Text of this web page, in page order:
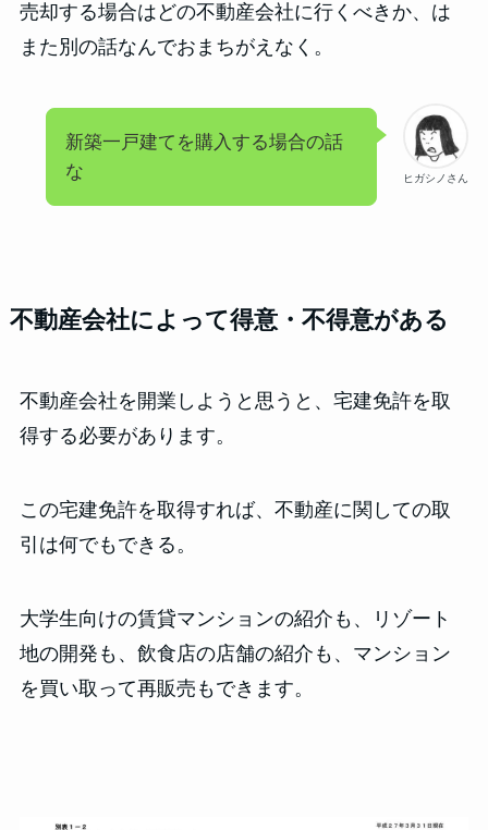
売却する場合はどの不動産会社に行くべきか、は
また別の話なんでおまちがえなく。
ヒガシノさん
新築一戸建てを購入する場合の話
な
不動産会社によって得意・不得意がある
不動産会社を開業しようと思うと、宅建免許を取
得する必要があります。
この宅建免許を取得すれば、不動産に関しての取
引は何でもできる。
大学生向けの賃貸マンションの紹介も、リゾート
地の開発も、飲食店の店舗の紹介も、マンション
を買い取って再販売もできます。